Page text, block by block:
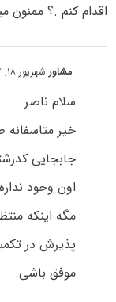
اقدام کنم .؟ ممنون
مشاور شهریور ۱۸, ۱۳۹۴ at ۲:۱۴ ق٫ظ
سلام ناصر
خیر متاسفانه
جابجایی
اون وجود
مگه اینکه
پذیرش در
موفق باشی.